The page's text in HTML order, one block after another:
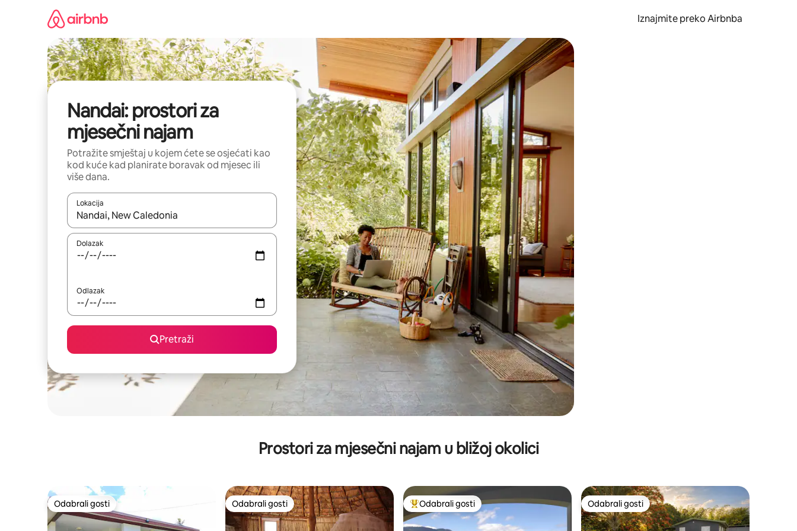
Iznajmite preko Airbnba
Nandai: prostori za
mjesečni najam
Potražite smještaj u kojem ćete se osjećati kao
kod kuće kad planirate boravak od mjesec ili
više dana.
Lokacija
Kada budu dostupni rezultati, moći ćete ih pregledati koristeći se strelicama prema gore i prema dolje, kao i dodirom ili prelaskom prstom po zaslonu.
Dolazak
Odlazak
Pretraži
Prostori za mjesečni najam u bližoj okolici
Odabrali gosti
Odabrali gosti Odabrali gosti
Odabrali gosti Među najviše rangiranima s oznakom „Odabrali gosti”
Odabrali gosti Odabrali gosti
Odabrali gosti